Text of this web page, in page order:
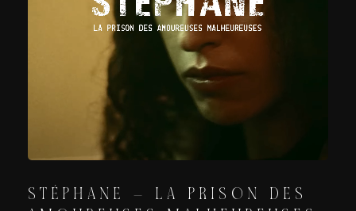
STÉPHANE – LA PRISON DES